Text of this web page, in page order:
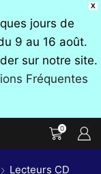
X
jours de
9 au 16 août.
sur notre site.
Fréquentes
0
Lecteurs CD